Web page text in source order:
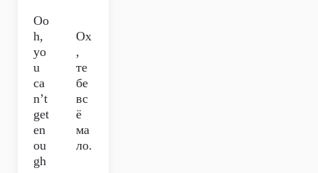
Oo
h,
yo
u
ca
n’t
get
en
ou
gh
Ох
,
те
бе
вс
ё
ма
ло.